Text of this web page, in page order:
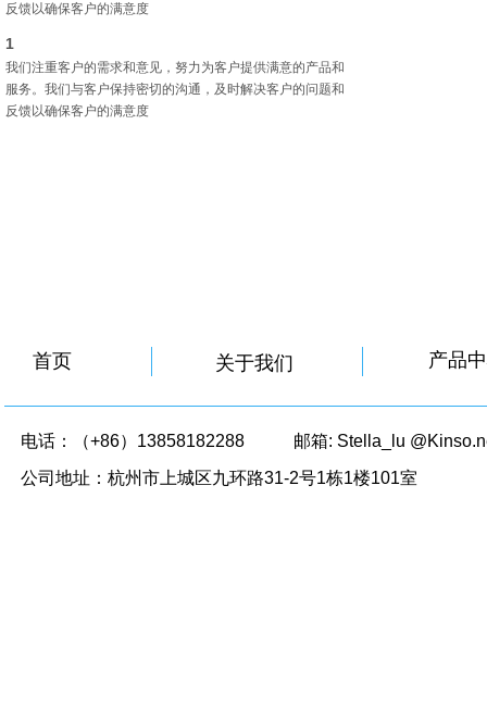
我们注重客户的需求和意见，努力为客户提供满意的产品和
服务。我们与客户保持密切的沟通，及时解决客户的问题和
反馈以确保客户的满意度
首页 关于我们 产品
电话：（+86）13858182288
邮箱: Stella_lu
公司地址：杭州市上城区九环路31-2号1栋1楼101室